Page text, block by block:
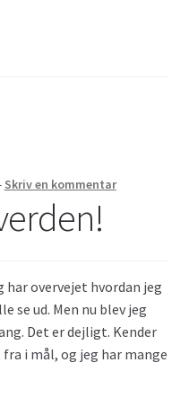
Skriv en kommentar
overvejet hvordan jeg
se ud. Men nu blev jeg
Det er dejligt. Kender
i mål, og jeg har mange